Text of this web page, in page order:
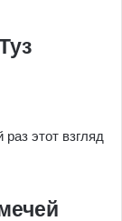
этот взгляд